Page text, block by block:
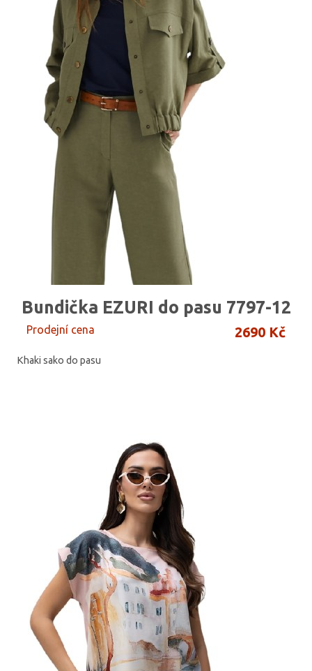
Bundička EZURI do pasu 7797-12
Prodejní cena 2690 Kč
Khaki sako do pasu